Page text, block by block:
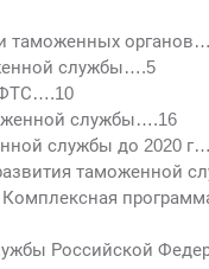
таможенных
службы….5
ФТС….10
службы….16
службы до 2020
таможенной
Российской